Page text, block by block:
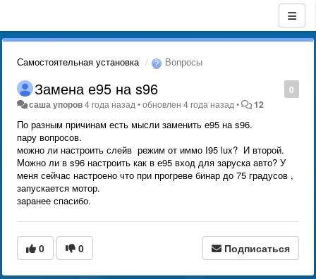
Самостоятельная установка Вопросы
0
Замена е95 на s96
саша упоров4 года назад •обновлен4 года назад • 12
По разным причинам есть мысли заменить е95 на s96.
пару вопросов.
можно ли настроить слейв режим от иммо I95 lux? И второй.
Можно ли в s96 настроить как в е95 вход для заруска авто? У
меня сейчас настроено что при прогреве бинар до 75 градусов ,
запускается мотор.
заранее спасибо.
0 0 Подписаться